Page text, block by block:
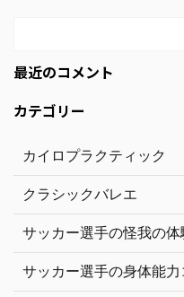
最近のコメント
カテゴリー
カイロプラクティック
クラシックバレエ
サッカー選手の怪我の体
サッカー選手の身体能力